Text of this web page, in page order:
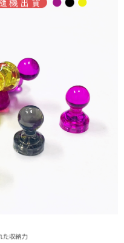
AFTEE先享後付」服務完成之交
或監護人之同意方可使用
起之損失，本公司不負相關責
別帳號之用戶狀況，依本公司即
足之情形，本公司將視審查結果
註冊。若發現惡意使用之情形，
使用額度並採取法律行動。